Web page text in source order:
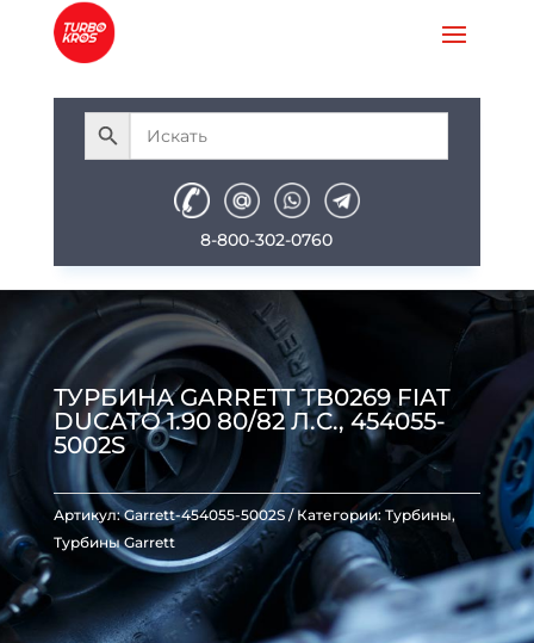
8-800-302-0760
ТУРБИНА GARRETT TB0269 FIAT
DUCATO 1.90 80/82 Л.С., 454055-
5002S
Артикул:Garrett-454055-5002S Категории: Турбины,
Турбины Garrett